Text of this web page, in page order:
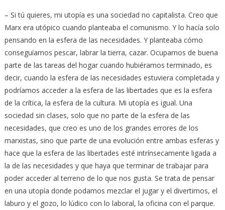
– Si tú quieres, mi utopía es una sociedad no capitalista. Creo que
Marx era utópico cuando planteaba el comunismo. Y lo hacía solo
pensando en la esfera de las necesidades. Y planteaba cómo
conseguíamos pescar, labrar la tierra, cazar. Ocuparnos de buena
parte de las tareas del hogar cuando hubiéramos terminado, es
decir, cuando la esfera de las necesidades estuviera completada y
podríamos acceder a la esfera de las libertades que es la esfera
de la crítica, la esfera de la cultura. Mi utopía es igual. Una
sociedad sin clases, solo que no parte de la esfera de las
necesidades, que creo es uno de los grandes errores de los
marxistas, sino que parte de una evolución entre ambas esferas y
hace que la esfera de las libertades esté intrínsecamente ligada a
la de las necesidades y que haya que terminar de trabajar para
poder acceder al terreno de lo que nos gusta. Se trata de pensar
en una utopía donde podamos mezclar el jugar y el divertirnos, el
laburo y el gozo, lo lúdico con lo laboral, la oficina con el parque.